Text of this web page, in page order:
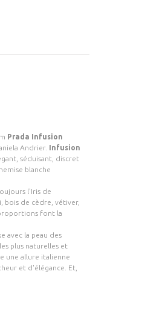
Prada Infusion
Andrier. Infusion
séduisant, discret
blanche
l'Iris de
bois de cèdre, vétiver,
font la
avec la peau des
plus naturelles et
une allure italienne
et d'élégance. Et,